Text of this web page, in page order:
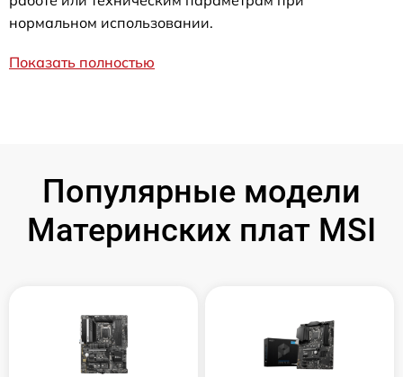
нормальном использовании.
Показать полностью
Популярные модели
Материнских плат MSI